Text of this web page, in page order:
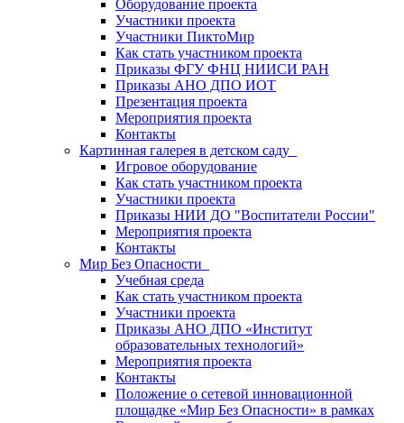
Оборудование проекта
Участники проекта
Участники ПиктоМир
Как стать участником проекта
Приказы ФГУ ФНЦ НИИСИ РАН
Приказы АНО ДПО ИОТ
Презентация проекта
Мероприятия проекта
Контакты
Картинная галерея в детском саду
Игровое оборудование
Как стать участником проекта
Участники проекта
Приказы НИИ ДО "Воспитатели России"
Мероприятия проекта
Контакты
Мир Без Опасности
Учебная среда
Как стать участником проекта
Участники проекта
Приказы АНО ДПО «Институт
образовательных технологий»
Мероприятия проекта
Контакты
Положение о сетевой инновационной
площадке «Мир Без Опасности» в рамках